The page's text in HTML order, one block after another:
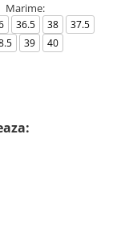
Marime:
36.5 38
37.5
39 40